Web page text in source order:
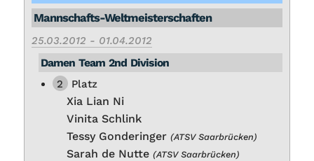
Mann­schafts-Welt­meis­ter­schaf­ten
25.03.2012 - 01.04.2012
Da­men Team 2nd Di­vi­si­on
2 Platz
Xia Li­an Ni
Vi­ni­ta Schlink
Tes­sy Gon­de­rin­ger (ATSV Saar­brü­cken)
Sa­rah de Nut­te (ATSV Saar­brü­cken)